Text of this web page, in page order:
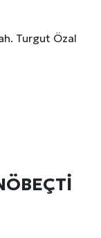
Turgut Özal